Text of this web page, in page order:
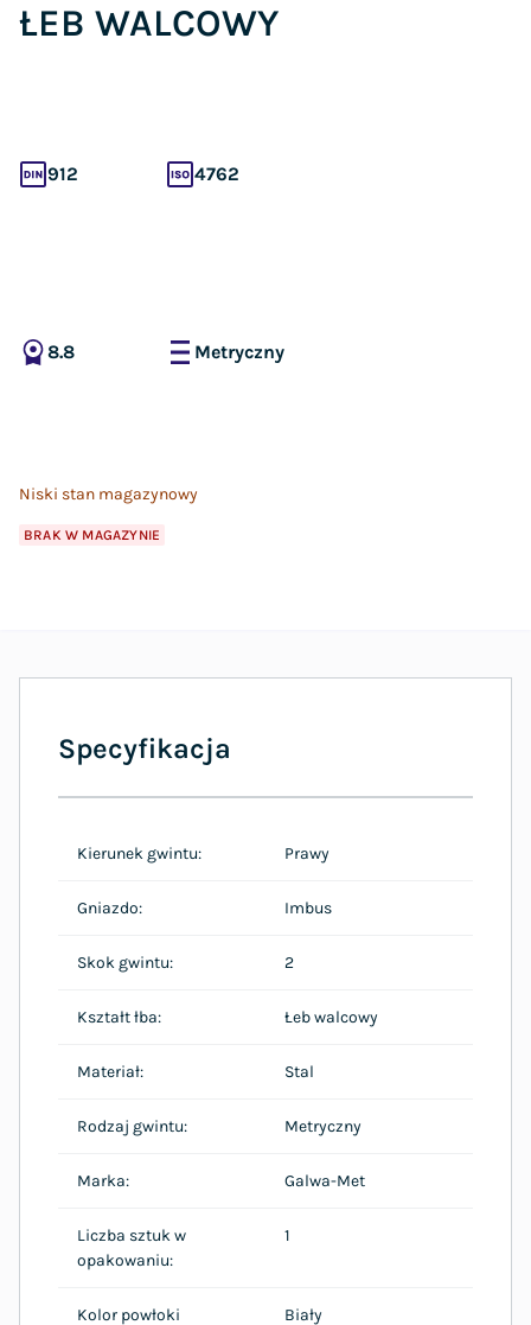
ŁEB WALCOWY
912 4762
8.8 Metryczny
Niski stan magazynowy
BRAK W MAGAZYNIE
Specyfikacja
Kierunek gwintu: Prawy
Gniazdo: Imbus
Skok gwintu: 2
Kształt łba: Łeb walcowy
Materiał: Stal
Rodzaj gwintu: Metryczny
Marka: Galwa-Met
Liczba sztuk w
opakowaniu:
1
Kolor powłoki Biały